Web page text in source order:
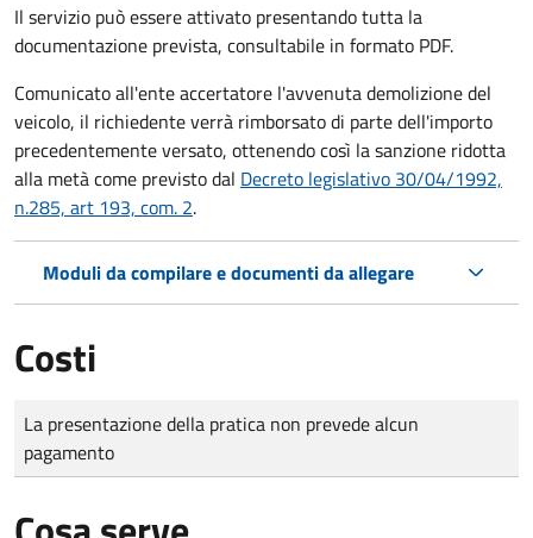
Il servizio può essere attivato presentando tutta la
documentazione prevista, consultabile in formato PDF.
Comunicato all'ente accertatore l'avvenuta demolizione del
veicolo, il richiedente verrà rimborsato di parte dell'importo
precedentemente versato, ottenendo così la sanzione ridotta
alla metà come previsto dal Decreto legislativo 30/04/1992,
n.285, art 193, com. 2.
Moduli da compilare e documenti da allegare
Costi
Tipo di pagamento
Importo
La presentazione della pratica non prevede alcun
pagamento